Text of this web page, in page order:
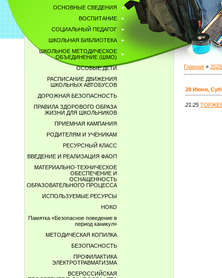
ОСНОВНЫЕ СВЕДЕНИЯ
ВОСПИТАНИЕ
СОЦИАЛЬНЫЙ ПЕДАГОГ
ШКОЛЬНАЯ БИБЛИОТЕКА
ШКОЛЬНОЕ МЕТОДИЧЕСКОЕ
ОБЪЕДИНЕНИЕ (ШМО)
ОСОБЫЕ ДЕТИ
РАСПИСАНИЕ ДВИЖЕНИЯ
ШКОЛЬНЫХ АВТОБУСОВ
ДОРОЖНАЯ БЕЗОПАСНОСТЬ
ПРАВИЛА ЗДОРОВОГО ОБРАЗА
ЖИЗНИ ДЛЯ ШКОЛЬНИКОВ
ПРИЕМНАЯ КАМПАНИЯ
РОДИТЕЛЯМ И УЧЕНИКАМ
РЕСУРСНЫЙ КЛАСС
ВВЕДЕНИЕ И РЕАЛИЗАЦИЯ ФАОП
МАТЕРИАЛЬНО-ТЕХНИЧЕСКОЕ
ОБЕСПЕЧЕНИЕ И
ОСНАЩЕННОСТЬ
ОБРАЗОВАТЕЛЬНОГО ПРОЦЕССА
ИСПОЛЬЗУЕМЫЕ РЕСУРСЫ
НОКО
Памятка «Безопасное поведение в
период каникул»
МЕТОДИЧЕСКАЯ КОПИЛКА
БЕЗОПАСНОСТЬ
ПРОФИЛАКТИКА
ЭЛЕКТРОТРАВМАТИЗМА
ВСЕРОССИЙСКАЯ
Главная » 2025
28 Июня,
21:25